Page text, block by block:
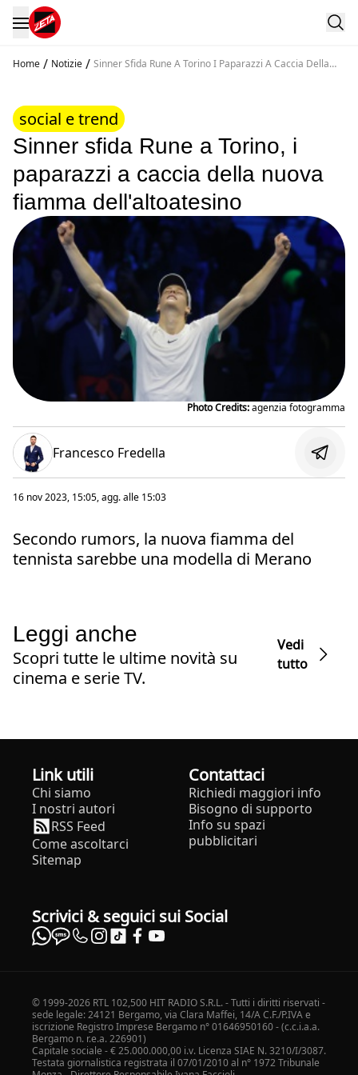
Home / Notizie / Sinner Sfida Rune A Torino I Paparazzi A Caccia Della
social e trend
Sinner sfida Rune a Torino, i
paparazzi a caccia della nuova
fiamma dell'altoatesino
Photo Credits:agenzia fotogramma
Francesco Fredella
16 nov 2023, 15:05, agg. alle 15:03
Secondo rumors, la nuova fiamma del
tennista sarebbe una modella di Merano
Leggi anche
Scopri tutte le ultime novità su
cinema e serie TV.
Vedi
tutto
Link utili
Chi siamo
I nostri autori
RSS Feed
Come ascoltarci
Sitemap
Contattaci
Richiedi maggiori info
Bisogno di supporto
Info su spazi
pubblicitari
Scrivici & seguici sui Social
© 1999-2026 RTL 102,500 HIT RADIO S.R.L. - Tutti i diritti riservati -
sede legale: 24121 Bergamo, via Clara Maffei, 14/A C.F./P.IVA e
iscrizione Registro Imprese Bergamo n° 01646950160 - (c.c.i.a.a.
Bergamo n. r.e.a. 226901)
Capitale sociale - € 25.000.000,00 i.v. Licenza SIAE N. 3210/I/3087.
Testata giornalistica registrata il 07/01/2010 al n° 1972 Tribunale